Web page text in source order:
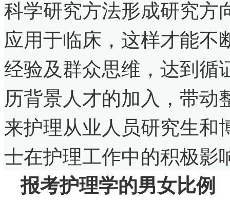
科学研究方法形成研究方
应用于临床，这样才能不
经验及群众思维，达到循
历背景人才的加入，带动
来护理从业人员研究生和
士在护理工作中的积极影
报考护理学的男女比例